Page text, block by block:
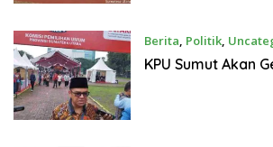
Berita, Politik,
2024
KPU Sumut Akan